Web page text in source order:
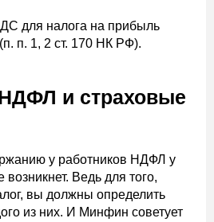
для налога на прибыль
п. 1, 2 ст. 170 НК РФ).
и страховые
у работников НДФЛ у
возникнет. Ведь для того,
вы должны определить
из них. И Минфин советует